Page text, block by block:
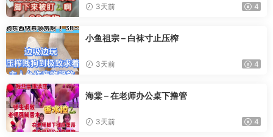
3天前 4
小鱼祖宗 – 白袜寸止压榨
3天前 4
海棠 – 在老师办公桌下撸管
3天前 4